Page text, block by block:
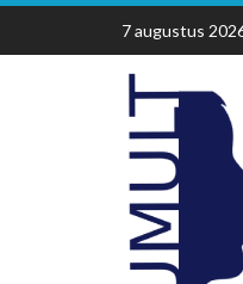
Skip
content
7 augustus